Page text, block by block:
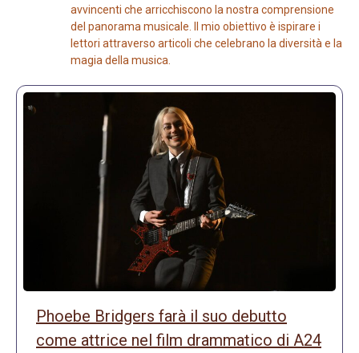
avvincenti che arricchiscono la nostra comprensione
del panorama musicale. Il mio obiettivo è ispirare i
lettori attraverso articoli che celebrano la diversità e la
magia della musica.
Phoebe Bridgers farà il suo debutto
come attrice nel film drammatico di A24